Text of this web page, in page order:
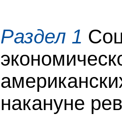
Раздел 1
накануне